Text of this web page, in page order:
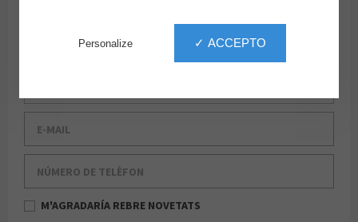
M'AGRADARÍA REBRE NOVETATS
✓ ACCEPTO
Personalize